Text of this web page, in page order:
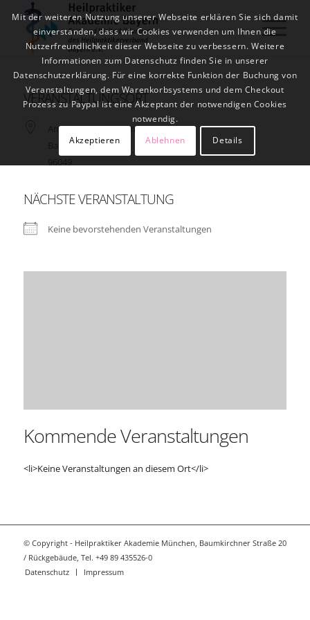
VERANSTALTUNGSORT
Am Friedrichbrunnen 7a
Bamberg
NÄCHSTE VERANSTALTUNG
Keine bevorstehenden Veranstaltungen
Kommende Veranstaltungen
<li>Keine Veranstaltungen an diesem Ort</li>
© Copyright - Heilpraktiker Akademie München, Baumkirchner Straße 20
/ Rückgebäude, Tel. +49 89 435526-0
Datenschutz
Impressum
Mit der weiteren Nutzung unserer Webseite erklären Sie sich damit
einverstanden, dass wir Cookies verwenden um Ihnen die
Nutzerfreundlichkeit dieser Webseite zu verbessern. Weitere
Informationen zum Datenschutz finden Sie in unserer
Datenschutzerklärung. Für eine korrekte Funktion der Buchung von
Veranstaltungen, dem Warenkorbsystems und dem Checkout
Prozess zu Paypal ist eine Akzeptant der notwendigen Cookies
notwendig.
Akzeptieren
Ablehnen Details